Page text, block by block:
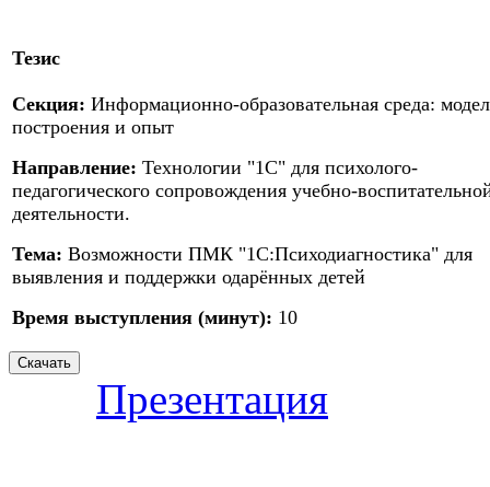
Тезис
Секция: Информационно-образовательная среда:
построения и опыт
Направление: Технологии "1С" для психолого-
педагогического сопровождения учебно-
деятельности.
Тема: Возможности ПМК "1С:Психодиагностика" для
выявления и поддержки одарённых детей
Время выступления (минут): 10
Презентация